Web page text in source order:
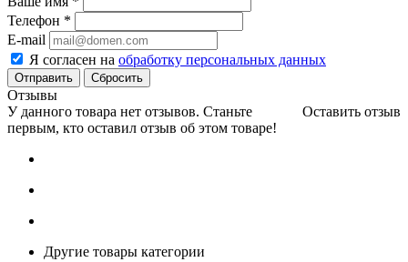
Телефон *
E-mail
Я согласен на обработку персональных данных
Сбросить
Отзывы
Оставить отзыв
У данного товара нет отзывов. Станьте
первым, кто оставил отзыв об этом товаре!
Другие товары категории